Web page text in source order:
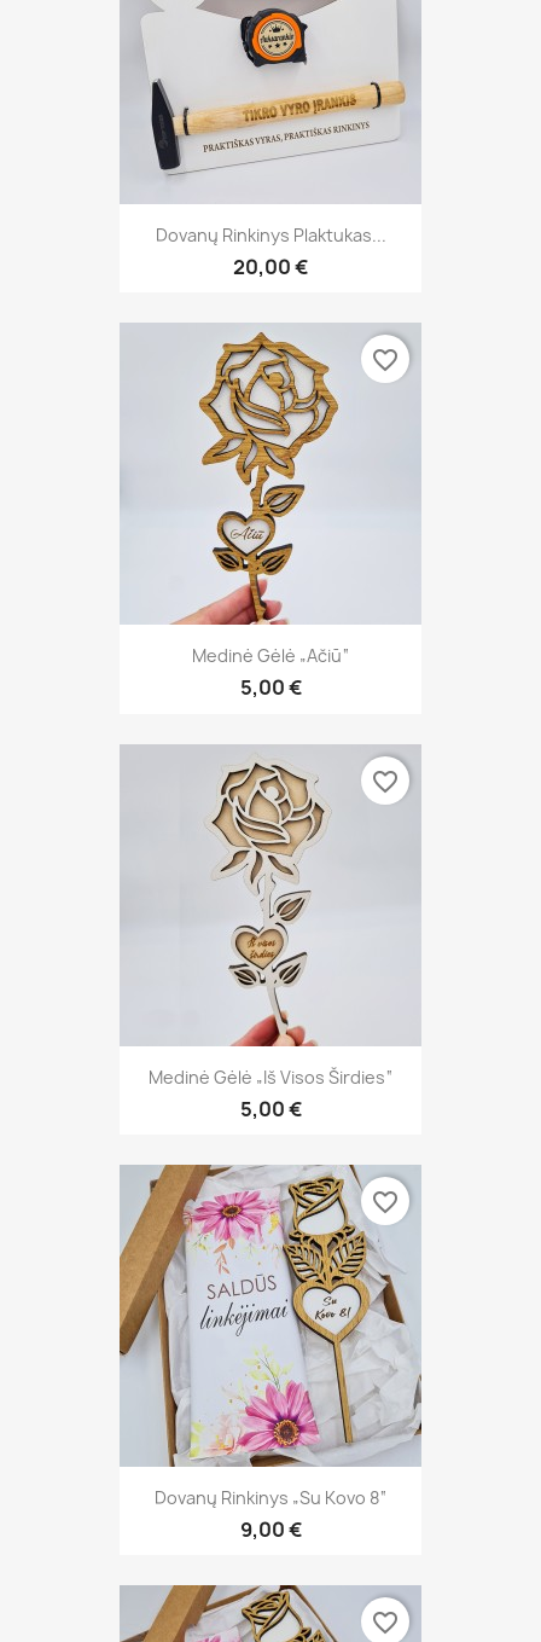
Dovanų Rinkinys Plaktukas...
20,00 €
Medinė Gėlė „Ačiū“
5,00 €
favorite_border
Medinė Gėlė „Iš Visos Širdies“
5,00 €
favorite_border
Dovanų Rinkinys „Su Kovo 8“
9,00 €
favorite_border
favorite_border